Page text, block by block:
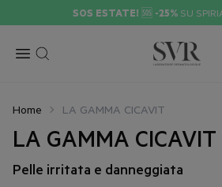
SOS ESTATE! 🆘 -25%SU
Home LA GAMMA CICAVIT
LA GAMMA CICAVIT
Pelle irritata e danneggiata